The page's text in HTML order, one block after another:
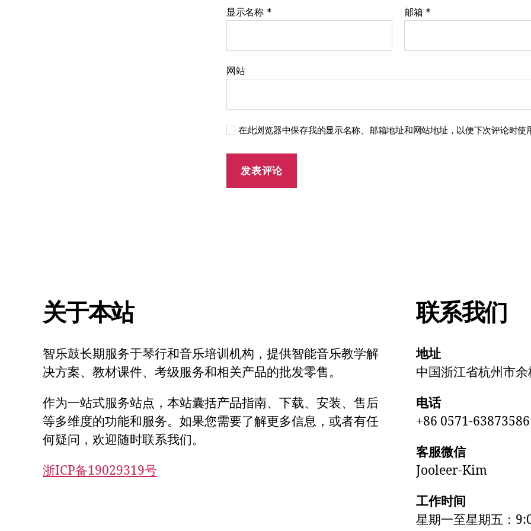
显示名称 * 邮箱 *
网站
在此浏览器中保存我的显示名称、邮箱地址和网站地址，以便下次评论时使
关于本站
智乐鼓长期服务于琴行和音乐培训机构，提供智能音乐教学解
决方案、教材课件、考级服务和相关产品的批发零售。
作为一站式服务站点，本站囊括产品指南、下载、安装、售后
等多维度的功能和服务。如果您需要了解更多信息，或者有任
何疑问，欢迎随时联系我们。
浙ICP备19029319号
联系我们
地址
中国浙江省杭州市
电话
+86 0571-63873586
客服微信
Jooleer-Kim
工作时间
星期一至星期五：